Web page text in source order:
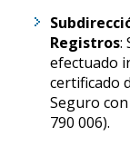
Registros:
efectuado
certificado
Seguro
790 006).